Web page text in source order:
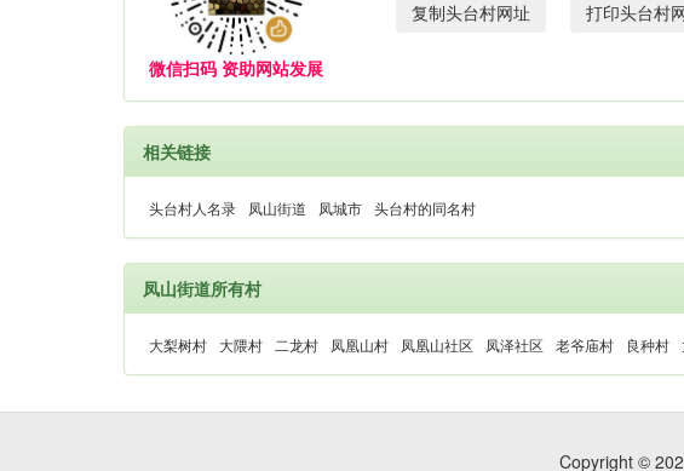
微信扫码 资助网站发展
复制头台村网址
打印头台村
相关链接
头台村人名录 凤山街道 凤城市 头台村的同名村
凤山街道所有村
大梨树村 大隈村 二龙村 凤凰山村 凤凰山社区 凤泽社区 老爷庙村 良种村
Copyright ©